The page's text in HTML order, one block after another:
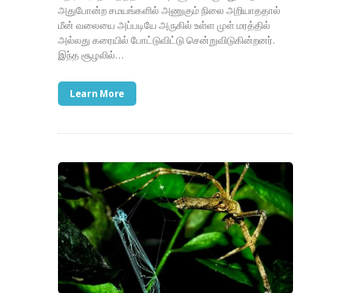
அதுபோன்ற சமயங்களில் அணுகும் நிலை அறியாததால்
மீன் வலையை அப்படியே அருகில் உள்ள முள் மரத்தில்
அல்லது கரையில் போட்டுவிட்டு சென்றுவிடுகின்றனர்.
இந்த சூழலில்…
Learn More